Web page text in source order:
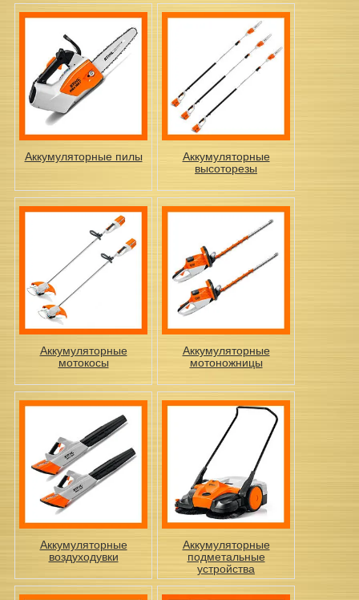
Аккумуляторные пилы
Аккумуляторные
высоторезы
Аккумуляторные
мотокосы
Аккумуляторные
мотоножницы
Аккумуляторные
воздуходувки
Аккумуляторные
подметальные
устройства